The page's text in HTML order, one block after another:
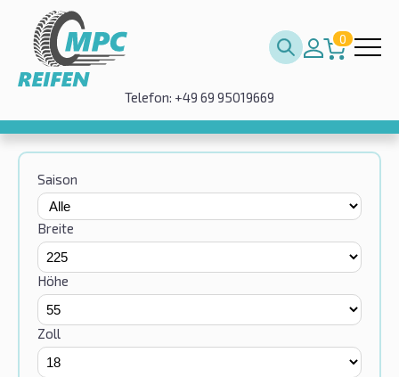
0
Telefon: +49 69 95019669
Saison
Breite
Höhe
Zoll